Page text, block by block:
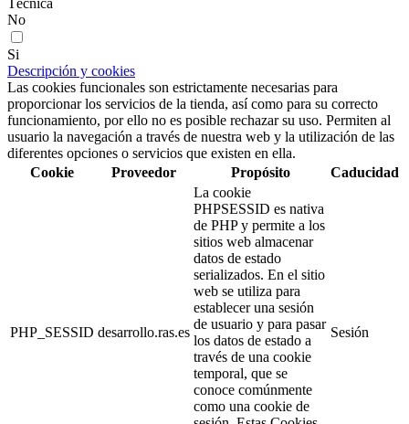
Técnica
No
Si
Descripción y cookies
Las cookies funcionales son estrictamente necesarias para
proporcionar los servicios de la tienda, así como para su correcto
funcionamiento, por ello no es posible rechazar su uso. Permiten al
usuario la navegación a través de nuestra web y la utilización de las
diferentes opciones o servicios que existen en ella.
Cookie
Proveedor Propósito Caducidad
PHP_SESSID desarrollo.ras.es
La cookie
PHPSESSID es nativa
de PHP y permite a los
sitios web almacenar
datos de estado
serializados. En el sitio
web se utiliza para
establecer una sesión
de usuario y para pasar
los datos de estado a
través de una cookie
temporal, que se
conoce comúnmente
como una cookie de
Sesión